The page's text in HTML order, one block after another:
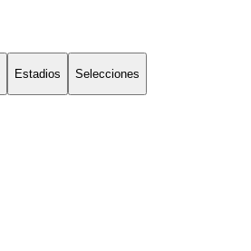
Estadios Selecciones